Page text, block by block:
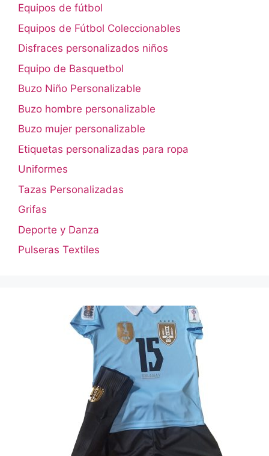
Equipos de fútbol
Equipos de Fútbol Coleccionables
Disfraces personalizados niños
Equipo de Basquetbol
Buzo Niño Personalizable
Buzo hombre personalizable
Buzo mujer personalizable
Etiquetas personalizadas para ropa
Uniformes
Tazas Personalizadas
Grifas
Deporte y Danza
Pulseras Textiles